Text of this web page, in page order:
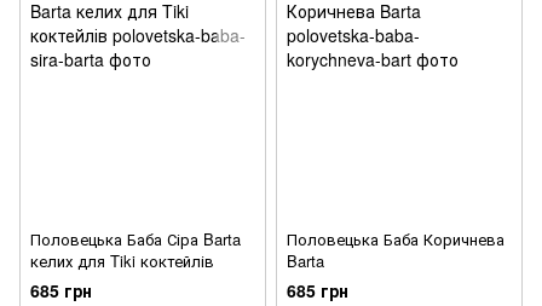
Половецька Баба Сіра Barta
келих для Tiki коктейлів
685 грн
Половецька Баба Коричнева
Barta
685 грн